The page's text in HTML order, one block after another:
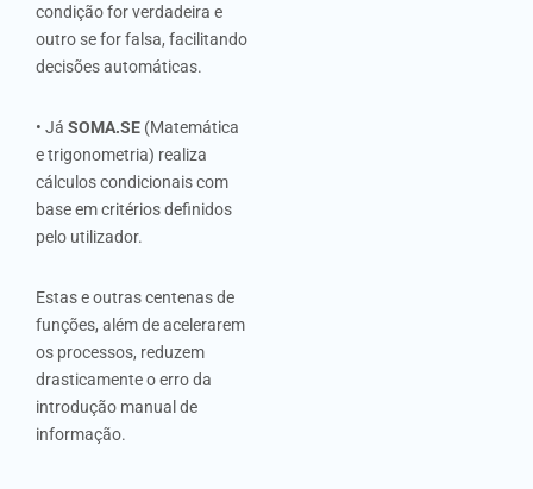
condição for verdadeira e
outro se for falsa, facilitando
decisões automáticas.
• Já SOMA.SE (Matemática
e trigonometria) realiza
cálculos condicionais com
base em critérios definidos
pelo utilizador.
Estas e outras centenas de
funções, além de acelerarem
os processos, reduzem
drasticamente o erro da
introdução manual de
informação.